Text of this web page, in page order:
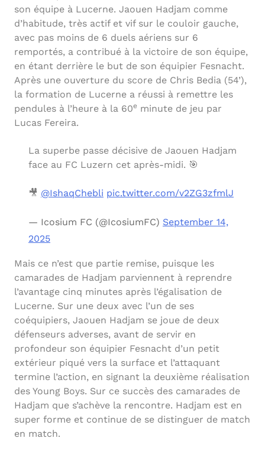
son équipe à Lucerne. Jaouen Hadjam comme
d’habitude, très actif et vif sur le couloir gauche,
avec pas moins de 6 duels aériens sur 6
remportés, a contribué à la victoire de son équipe,
en étant derrière le but de son équipier Fesnacht.
Après une ouverture du score de Chris Bedia (54’),
la formation de Lucerne a réussi à remettre les
pendules à l’heure à la 60e minute de jeu par
Lucas Fereira.
La superbe passe décisive de Jaouen Hadjam
face au FC Luzern cet après-midi. 🎯
🎥 @IshaqChebli pic.twitter.com/v2ZG3zfmlJ
— Icosium FC (@IcosiumFC) September 14,
2025
Mais ce n’est que partie remise, puisque les
camarades de Hadjam parviennent à reprendre
l’avantage cinq minutes après l’égalisation de
Lucerne. Sur une deux avec l’un de ses
coéquipiers, Jaouen Hadjam se joue de deux
défenseurs adverses, avant de servir en
profondeur son équipier Fesnacht d’un petit
extérieur piqué vers la surface et l’attaquant
termine l’action, en signant la deuxième réalisation
des Young Boys. Sur ce succès des camarades de
Hadjam que s’achève la rencontre. Hadjam est en
super forme et continue de se distinguer de match
en match.